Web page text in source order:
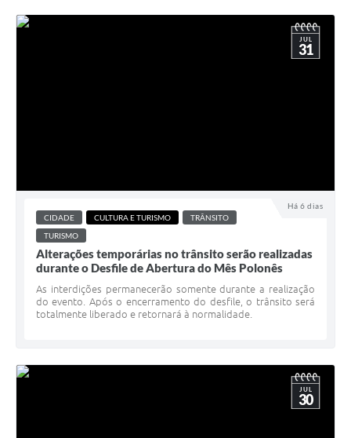
Há 6 dias
JUL
31
CIDADE CULTURA E TURISMO
TRÂNSITO
TURISMO
Alterações temporárias no trânsito serão realizadas
durante o Desfile de Abertura do Mês Polonês
As interdições permanecerão somente durante a realização
do evento. Após o encerramento do desfile, o trânsito será
totalmente liberado e retornará à normalidade.
JUL
30